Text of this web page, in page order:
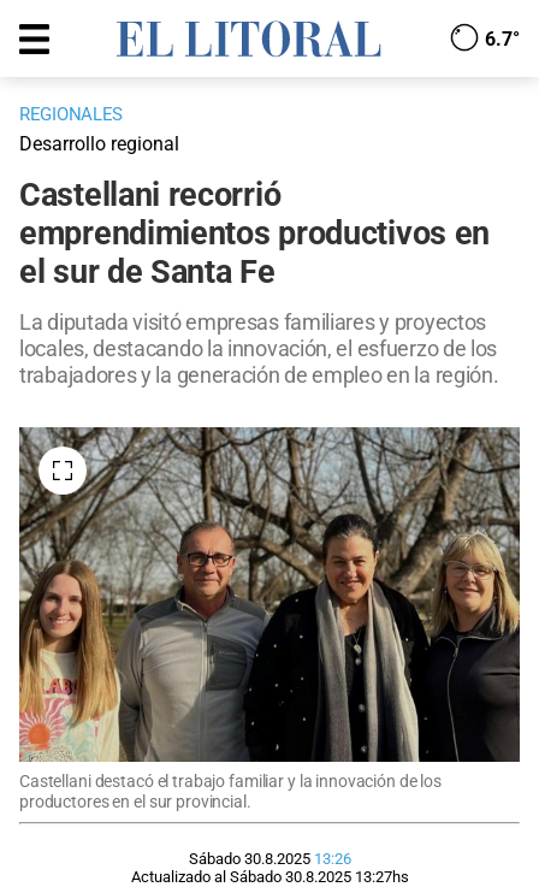
6.7°
REGIONALES
Desarrollo regional
Castellani recorrió
emprendimientos productivos en
el sur de Santa Fe
La diputada visitó empresas familiares y proyectos
locales, destacando la innovación, el esfuerzo de los
trabajadores y la generación de empleo en la región.
Castellani destacó el trabajo familiar y la innovación de los
productores en el sur provincial.
Sábado 30.8.2025 13:26
Actualizado al Sábado 30.8.2025 13:27hs